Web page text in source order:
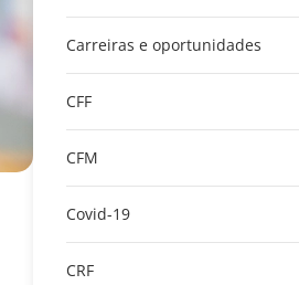
Carreiras e oportunidades
CFF
CFM
Covid-19
CRF